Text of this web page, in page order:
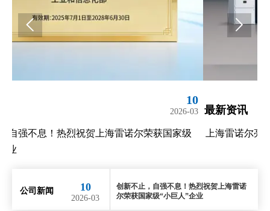
2025-11
上海雷诺尔亮相2025年阿布扎比国际石油博览会
 
公司新闻 10
2026-03
创新不止，自强不息！热烈祝贺上海雷诺
尔荣获国家级“小巨人”企业